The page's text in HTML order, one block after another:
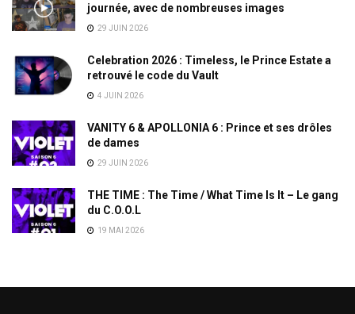
journée, avec de nombreuses images
29 JUIN 2026
Celebration 2026 : Timeless, le Prince Estate a
retrouvé le code du Vault
4 JUIN 2026
VANITY 6 & APOLLONIA 6 : Prince et ses drôles
de dames
29 JUIN 2026
THE TIME : The Time / What Time Is It – Le gang
du C.O.O.L
19 MAI 2026